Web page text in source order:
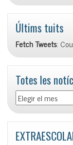
Últims tuits
Fetch Tweets:
Totes les
Totes
les
notícies